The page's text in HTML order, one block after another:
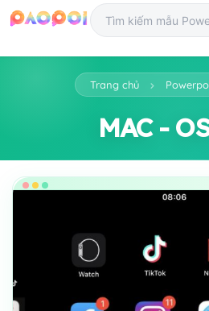
Trang chủ
MAC -